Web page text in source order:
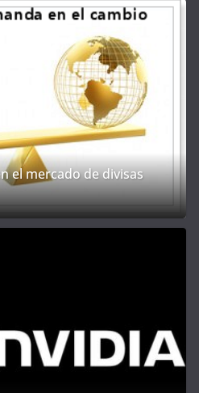
el mercado de divisas